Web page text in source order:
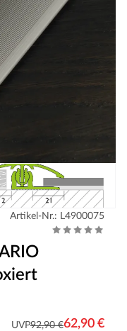
Artikel-Nr.: L4900075
UVP92,90 €62,90 €